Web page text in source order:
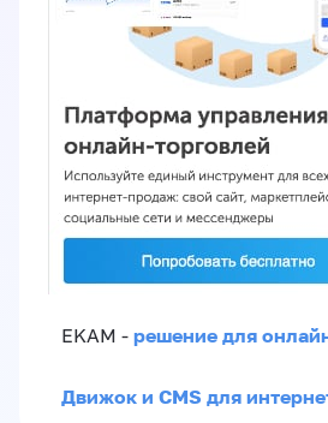
EKAM - решение для
Движок и CMS для